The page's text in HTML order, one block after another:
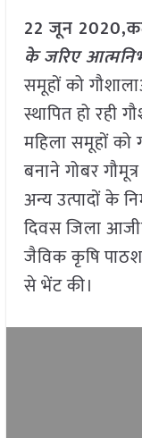
22 जून
के जरिए
समूहों को
स्थापित हो रही
महिला समूहों को
बनाने गोबर
अन्य उत्पादों के
दिवस जिला
जैविक कृषि
से भेंट की।